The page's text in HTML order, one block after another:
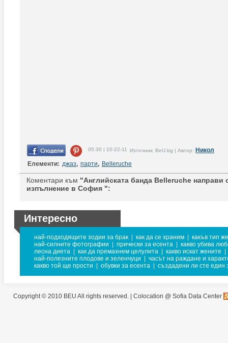
05:30 | 10-22-11 Източник: BeU.bg | Автор: Никол
Елементи: джаз, парти, Belleruche
Коментари към "Английската банда Belleruche направи
изпълнение в София ":
Интересно
най-подходящите зодии за брак как да се храним
какъв тип
най-силните фотографии
прически за есента
какво убива
лесна диета
как да премахнем целулита какво искат жените
най-полезните плодове и зеленчуци
часът на раждане и
какво той ще прости
обувки за есента създадени ли сте един
Copyright © 2010 BEU All rights reserved. | Colocation @ Sofia Data Center